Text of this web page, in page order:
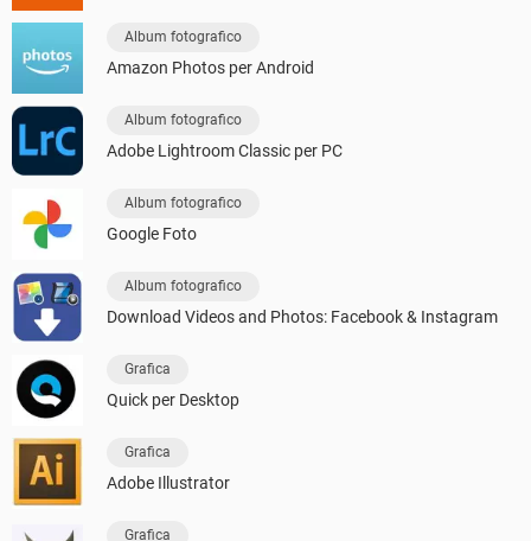
Album fotografico
Amazon Photos per Android
Album fotografico
Adobe Lightroom Classic per PC
Album fotografico
Google Foto
Album fotografico
Download Videos and Photos: Facebook & Instagram
Grafica
Quick per Desktop
Grafica
Adobe Illustrator
Grafica